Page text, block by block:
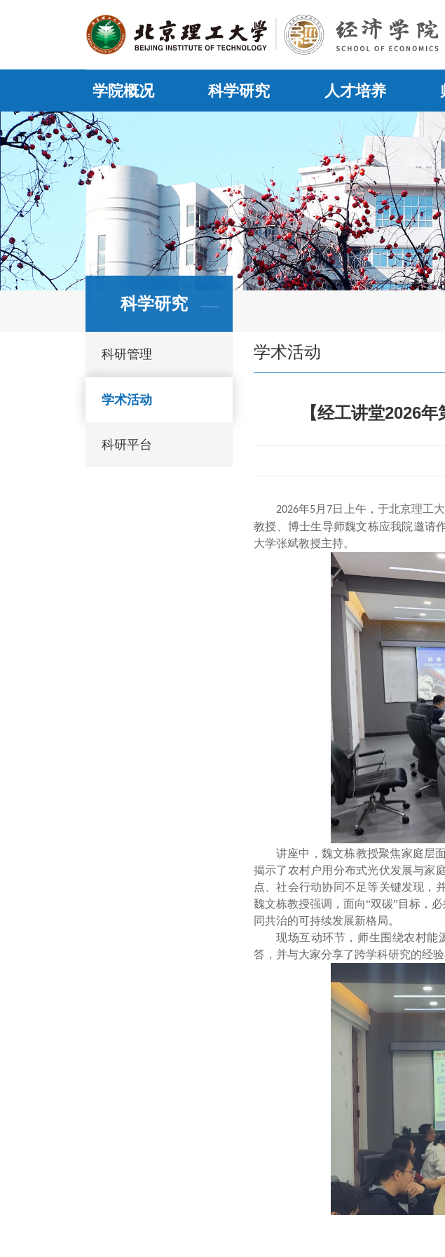
学院概况 科学研究 人才培养
科学研究
科研管理
学术活动
科研平台
学术活动
【经工讲堂2026
2026年5 月7日上午，于北京理工
教授、博士生导师魏文栋应我院邀请
大学张斌教授主持。
讲座中，魏文栋教授聚焦家庭层
揭示了农村户用分布式光伏发展与家
点、社会行动协同不足等关键发现，
魏文栋教授强调，面向“双碳”目标，
同共治的可持续发展新格局。
现场互动环节，师生围绕农村能
答，并与大家分享了跨学科研究的经